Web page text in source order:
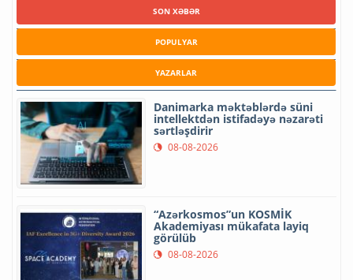
SON XƏBƏR
POPULYAR
YAZARLAR
Danimarka məktəblərdə süni
intellektdən istifadəyə nəzarəti
sərtləşdirir
08-08-2026
“Azərkosmos”un KOSMİK
Akademiyası mükafata layiq
görülüb
08-08-2026